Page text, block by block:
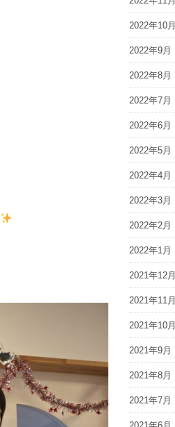
2022年10月
2022年9月
2022年8月
2022年7月
2022年6月
2022年5月
2022年4月
2022年3月
2022年2月
2022年1月
2021年12月
2021年11月
2021年10月
2021年9月
2021年8月
2021年7月